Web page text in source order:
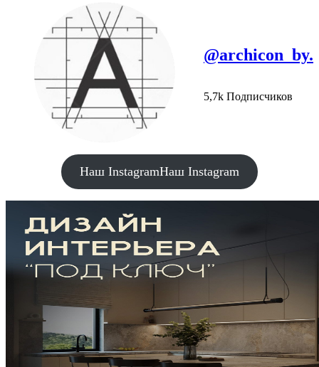
@archicon_by.
5,7k Подписчиков
Наш InstagramНаш Instagram